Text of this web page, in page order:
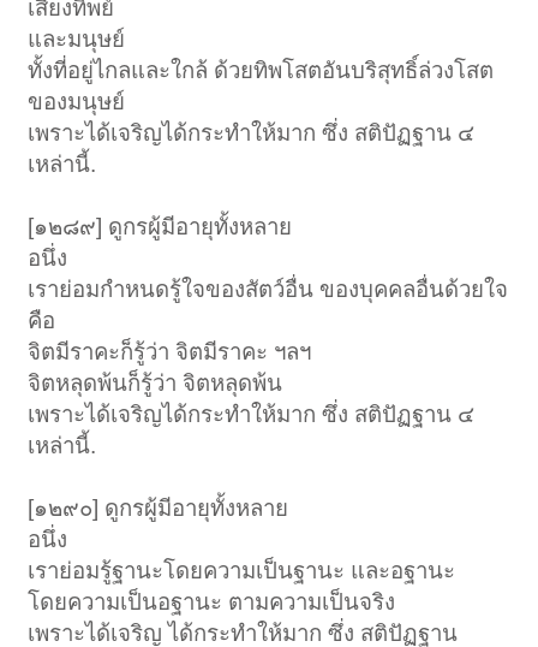
เสียงทิพย์
และมนุษย์
ทั้งที่อยู่ไกลและใกล้ ด้วยทิพโสตอันบริสุทธิ์ล่วงโสต
ของมนุษย์
เพราะได้เจริญได้กระทำให้มาก ซึ่ง สติปัฏฐาน ๔
เหล่านี้.
[๑๒๘๙] ดูกรผู้มีอายุทั้งหลาย
อนึ่ง
เราย่อมกำหนดรู้ใจของสัตว์อื่น ของบุคคลอื่นด้วยใจ
คือ
จิตมีราคะก็รู้ว่า จิตมีราคะ ฯลฯ
จิตหลุดพ้นก็รู้ว่า จิตหลุดพ้น
เพราะได้เจริญได้กระทำให้มาก ซึ่ง สติปัฏฐาน ๔
เหล่านี้.
[๑๒๙๐] ดูกรผู้มีอายุทั้งหลาย
อนึ่ง
เราย่อมรู้ฐานะโดยความเป็นฐานะ และอฐานะ
โดยความเป็นอฐานะ ตามความเป็นจริง
เพราะได้เจริญ ได้กระทำให้มาก ซึ่ง สติปัฏฐาน